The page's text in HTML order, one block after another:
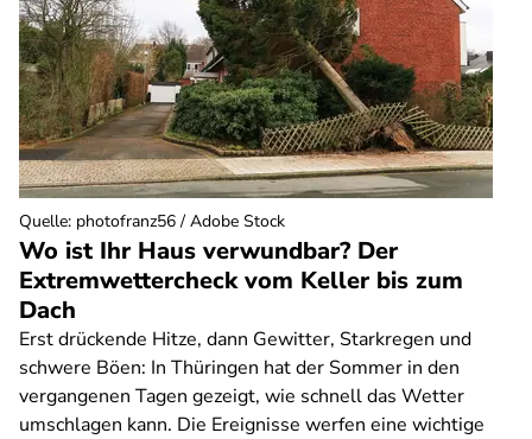
Wo ist Ihr Haus verwundbar? Der
Extremwettercheck vom Keller bis zum
Dach
Erst drückende Hitze, dann Gewitter, Starkregen und
schwere Böen: In Thüringen hat der Sommer in den
vergangenen Tagen gezeigt, wie schnell das Wetter
umschlagen kann. Die Ereignisse werfen eine wichtige
Quelle: photofranz56 / Adobe Stock